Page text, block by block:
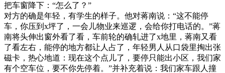
把车窗降下：“怎么了？”
对方的确是年轻，有学生的样子。他对蒋南说：“这不能停
车，你压到x坪了，一会儿物业来巡逻，会给你打电话的。”蒋
南将头伸出窗外看了看，车前轮的确轧进了x地里，蒋南又看
了看左右，能停的地方都让人占了，年轻男人从口袋里掏出张
磁卡，热心地道：现在这个点儿了，要停只能出小区，我们家
有个空车位，要不你先停着。”并补充着说：我们家车跟人撞